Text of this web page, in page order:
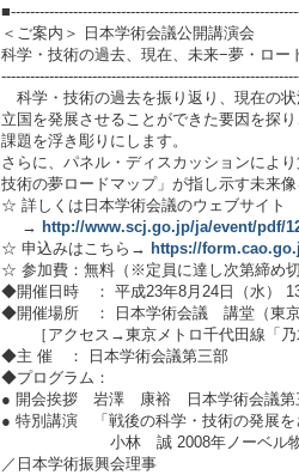
＜ご案内＞ 日本学術会議公開講演会
科学・技術の過去、現在、未来−夢・ロー
科学・技術の過去を振り返り、現在の
立国を発展させることができた要因を探
課題を浮き彫りにします。
さらに、パネル・ディスカッションによ
技術の夢ロードマップ」が指し示す未来
☆ 詳しくは日本学術会議のウェブサイト
→ http://www.scj.go.jp/ja/event/pdf/
☆ 申込みはこちら→ https://
☆ 参加費：無料（※定員に達し次第締め切
◆開催日時 ： 平成23年8月24日（水）
◆開催場所 ： 日本学術会議 講堂（東京
［アクセス→東京メトロ千代田線「乃
◆主 催 ： 日本学術会議第三部
◆プログラム：
● 開会挨拶 岩澤 康裕 日本学術会議第
● 特別講演 「戦後の科学・技術の発展を
小林 誠 2008年ノーベル物理学
／日本学術振興会理事